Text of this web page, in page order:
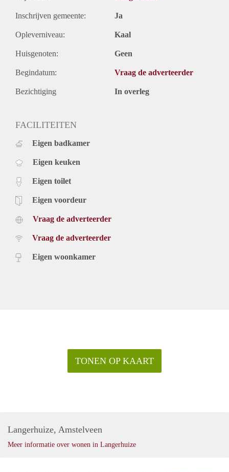
Inschrijven gemeente: Ja
Opleverniveau: Kaal
Huisgenoten: Geen
Begindatum: Vraag de adverteerder
Bezichtiging In overleg
FACILITEITEN
Eigen badkamer
Eigen keuken
Eigen toilet
Eigen voordeur
Vraag de adverteerder
Vraag de adverteerder
Eigen woonkamer
TONEN OP KAART
Langerhuize, Amstelveen
Meer informatie over wonen in Langerhuize